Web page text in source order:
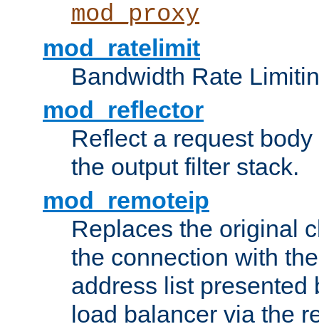
mod_proxy
mod_ratelimit
Bandwidth Rate
mod_reflector
Reflect a request
the output filter stack.
mod_remoteip
Replaces the original
the connection with
address list presented
load balancer via the